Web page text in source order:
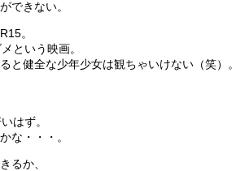
できない。
。
という映画。
と健全な少年少女は観ちゃいけない（笑）。
はず。
な・・・。
るか、